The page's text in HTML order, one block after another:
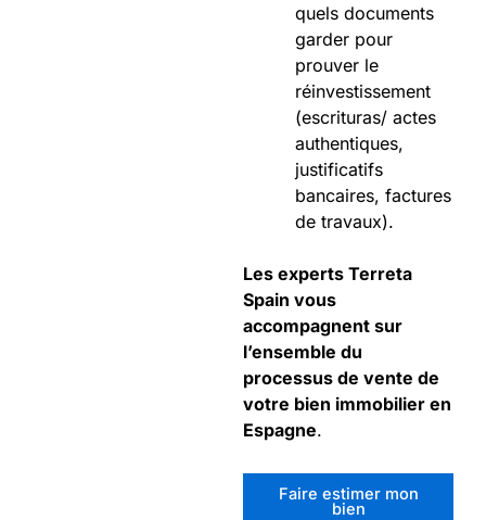
quels documents
garder pour
prouver le
réinvestissement
(escrituras/ actes
authentiques,
justificatifs
bancaires, factures
de travaux).
Les experts Terreta
Spain vous
accompagnent sur
l’ensemble du
processus de vente de
votre bien immobilier en
Espagne.
Faire estimer mon
bien